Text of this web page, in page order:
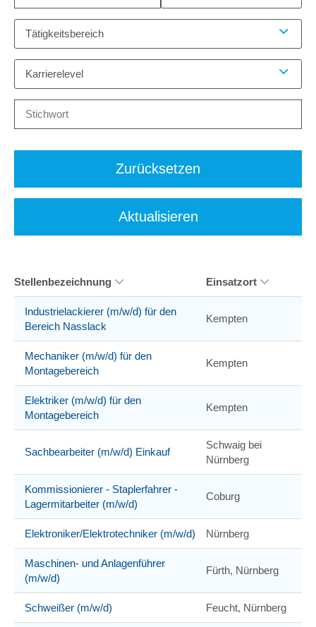
Tätigkeitsbereich
Karrierelevel
Zurücksetzen
Aktualisieren
Stellenbezeichnung Einsatzort
Industrielackierer (m/w/d) für den
Bereich Nasslack
Kempten
Mechaniker (m/w/d) für den
Montagebereich
Kempten
Elektriker (m/w/d) für den
Montagebereich
Kempten
Sachbearbeiter (m/w/d) Einkauf
Schwaig bei
Nürnberg
Kommissionierer - Staplerfahrer -
Lagermitarbeiter (m/w/d)
Coburg
Elektroniker/Elektrotechniker (m/w/d) Nürnberg
Maschinen- und Anlagenführer
(m/w/d)
Fürth, Nürnberg
Schweißer (m/w/d) Feucht, Nürnberg